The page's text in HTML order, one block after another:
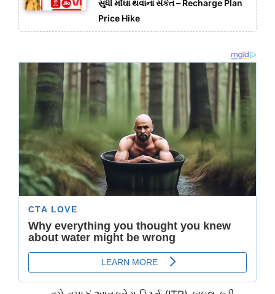
સુધી મોંઘા થવાના સંકેત – Recharge Plan
Price Hike